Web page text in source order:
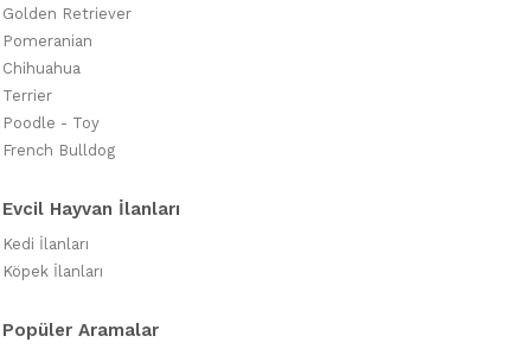
Golden Retriever
Pomeranian
Chihuahua
Terrier
Poodle - Toy
French Bulldog
Evcil Hayvan İlanları
Kedi İlanları
Köpek İlanları
Popüler Aramalar